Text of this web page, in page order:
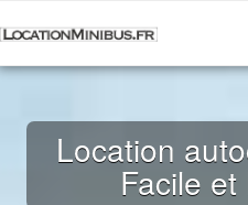
Location
Facile